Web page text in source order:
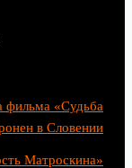
фильма «Судьба
в Словении
Матроскина»